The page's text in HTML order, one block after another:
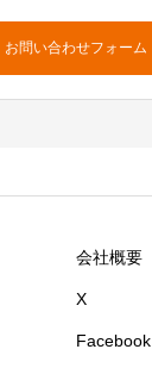
お問い合わせフォーム
会社概要
X
Facebook